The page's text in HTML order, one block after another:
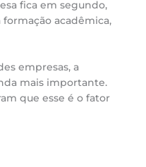
fica em segundo,
formação acadêmica,
empresas, a
mais importante.
que esse é o fator